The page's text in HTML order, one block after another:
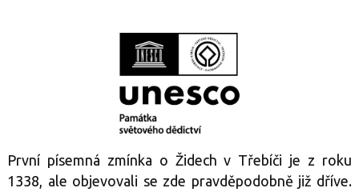
První písemná zmínka o Židech v Třebíči je z roku
1338, ale objevovali se zde pravděpodobně již dříve.